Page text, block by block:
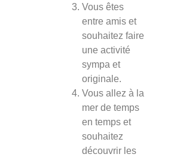
Vous êtes
entre amis et
souhaitez faire
une activité
sympa et
originale.
Vous allez à la
mer de temps
en temps et
souhaitez
découvrir les